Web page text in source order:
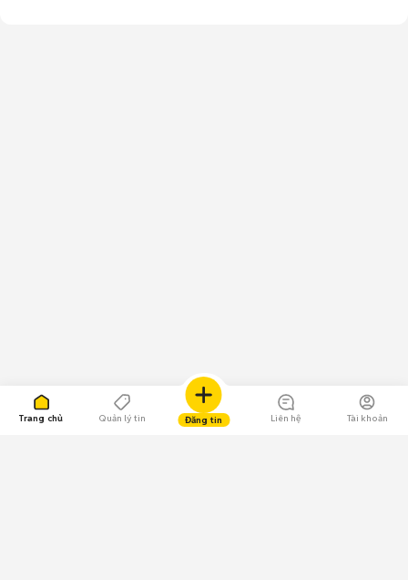
Trang chủ Quản lý tin Đăng tin Liên hệ Tài khoản